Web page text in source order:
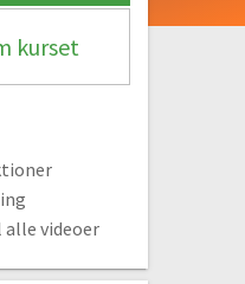
kurset
videoer
i dit
i